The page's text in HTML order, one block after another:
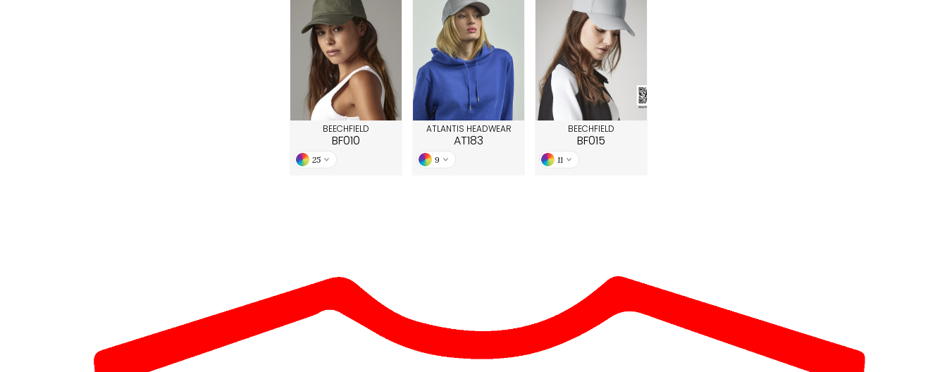
BEECHFIELD
BF010
25
ATLANTIS HEADWEAR
AT183
9
BEECHFIELD
BF015
11